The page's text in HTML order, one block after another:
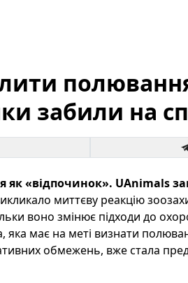
забили на
як «відпочинок». UAnimals
миттєву реакцію
воно змінює підходи до
яка має на меті визнати
обмежень, вже стала